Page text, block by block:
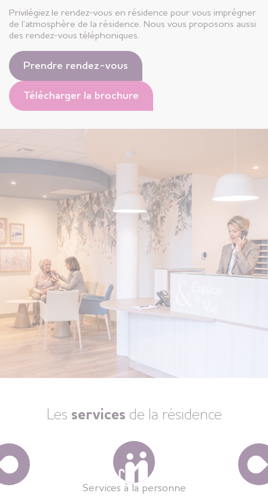
Privilégiez le rendez-vous en résidence pour vous imprégner
de l’atmosphère de la résidence. Nous vous proposons aussi
des rendez-vous téléphoniques.
Prendre rendez-vous
Télécharger la brochure
Les services de la résidence
Services à la personne